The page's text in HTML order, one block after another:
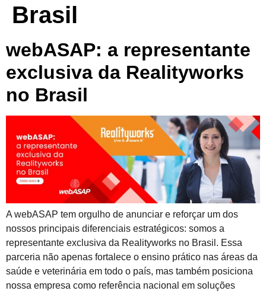
Brasil
webASAP: a representante
exclusiva da Realityworks
no Brasil
A webASAP tem orgulho de anunciar e reforçar um dos
nossos principais diferenciais estratégicos: somos a
representante exclusiva da Realityworks no Brasil. Essa
parceria não apenas fortalece o ensino prático nas áreas da
saúde e veterinária em todo o país, mas também posiciona
nossa empresa como referência nacional em soluções